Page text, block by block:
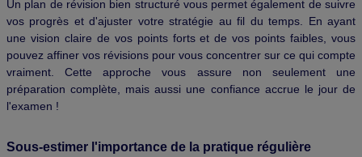
Un plan de révision bien structuré vous permet également de suivre
vos progrès et d'ajuster votre stratégie au fil du temps. En ayant
une vision claire de vos points forts et de vos points faibles, vous
pouvez affiner vos révisions pour vous concentrer sur ce qui compte
vraiment. Cette approche vous assure non seulement une
préparation complète, mais aussi une confiance accrue le jour de
l'examen !
Sous-estimer l'importance de la pratique régulière